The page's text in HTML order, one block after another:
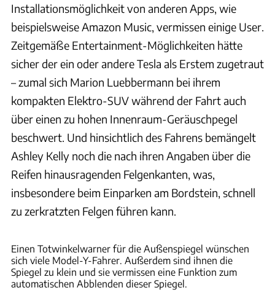
Installationsmöglichkeit von anderen Apps, wie
beispielsweise Amazon Music, vermissen einige User.
Zeitgemäße Entertainment-Möglichkeiten hätte
sicher der ein oder andere Tesla als Erstem zugetraut
– zumal sich Marion Luebbermann bei ihrem
kompakten Elektro-SUV während der Fahrt auch
über einen zu hohen Innenraum-Geräuschpegel
beschwert. Und hinsichtlich des Fahrens bemängelt
Ashley Kelly noch die nach ihren Angaben über die
Reifen hinausragenden Felgenkanten, was,
insbesondere beim Einparken am Bordstein, schnell
zu zerkratzten Felgen führen kann.
Einen Totwinkelwarner für die Außenspiegel wünschen
sich viele Model-Y-Fahrer. Außerdem sind ihnen die
Spiegel zu klein und sie vermissen eine Funktion zum
automatischen Abblenden dieser Spiegel.